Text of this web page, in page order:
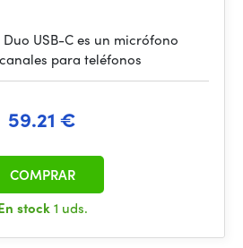
Duo USB-C es un micrófono
para teléfonos
59.21 €
stock1 uds.
COMPRAR